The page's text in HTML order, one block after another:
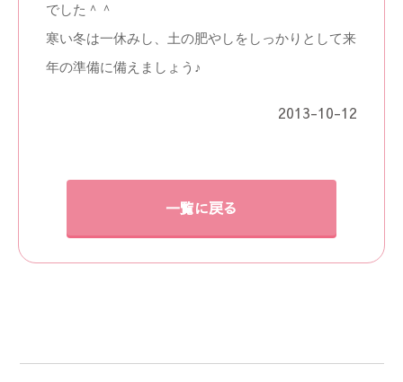
でした＾＾
寒い冬は一休みし、土の肥やしをしっかりとして来
年の準備に備えましょう♪
2013-10-12
一覧に戻る